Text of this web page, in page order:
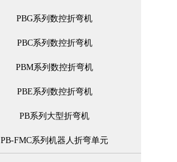
PBG系列数控折弯机
PBC系列数控折弯机
PBM系列数控折弯机
PBE系列数控折弯机
PB系列大型折弯机
PB-FMC系列机器人折弯单元